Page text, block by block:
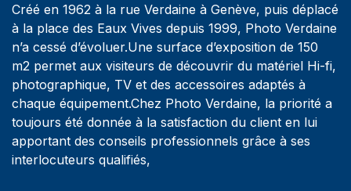
Créé en 1962 à la rue Verdaine à Genève, puis déplacé
à la place des Eaux Vives depuis 1999, Photo Verdaine
n’a cessé d’évoluer.Une surface d’exposition de 150
m2 permet aux visiteurs de découvrir du matériel Hi-fi,
photographique, TV et des accessoires adaptés à
chaque équipement.Chez Photo Verdaine, la priorité a
toujours été donnée à la satisfaction du client en lui
apportant des conseils professionnels grâce à ses
interlocuteurs qualifiés,